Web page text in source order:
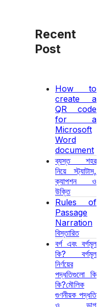
Recent
Post
How to
create a
QR code
for a
Microsoft
Word
document
ব্যস্ত শহর
নিয়ে স্ট্যাটাস,
ক্যাপশন ও
উক্তি
Rules of
Passage
Narration
বিস্তারিত
বর্গ এবং বর্গমূল
কি? বর্গমূল
নির্ণয়ের
পদ্ধতিগুলো কি
কি?মৌলিক
গুণনীয়ক পদ্ধতি